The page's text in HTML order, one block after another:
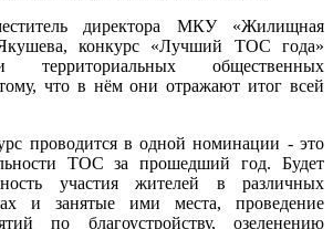
директора МКУ «Жилищная
конкурс «Лучший ТОС года»
территориальных общественных
что в нём они отражают итог всей
проводится в одной номинации - это
ТОС за прошедший год. Будет
участия жителей в различных
и занятые ими места, проведение
по благоустройству, озеленению